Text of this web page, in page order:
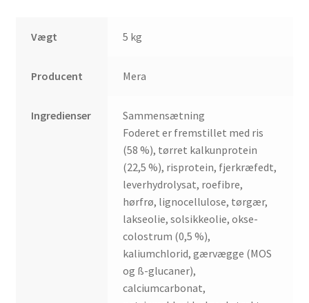
Vægt 5 kg
Producent Mera
Ingredienser
Sammensætning
Foderet er fremstillet med ris
(58 %), tørret kalkunprotein
(22,5 %), risprotein, fjerkræfedt,
leverhydrolysat, roefibre,
hørfrø, lignocellulose, tørgær,
lakseolie, solsikkeolie, okse-
colostrum (0,5 %),
kaliumchlorid, gærvægge (MOS
og ß-glucaner),
calciumcarbonat,